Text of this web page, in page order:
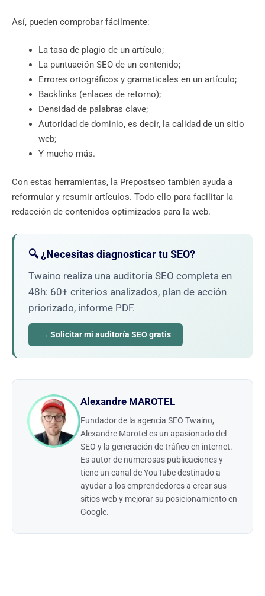
Así, pueden comprobar fácilmente:
La tasa de plagio de un artículo;
La puntuación SEO de un contenido;
Errores ortográficos y gramaticales en un artículo;
Backlinks (enlaces de retorno);
Densidad de palabras clave;
Autoridad de dominio, es decir, la calidad de un sitio
web;
Y mucho más.
Con estas herramientas, la Prepostseo también ayuda a
reformular y resumir artículos. Todo ello para facilitar la
redacción de contenidos optimizados para la web.
🔍 ¿Necesitas diagnosticar tu SEO?
Twaino realiza una auditoría SEO completa en
48h: 60+ criterios analizados, plan de acción
priorizado, informe PDF.
→ Solicitar mi auditoría SEO gratis
Alexandre MAROTEL
Fundador de la agencia SEO Twaino,
Alexandre Marotel es un apasionado del
SEO y la generación de tráfico en internet.
Es autor de numerosas publicaciones y
tiene un canal de YouTube destinado a
ayudar a los emprendedores a crear sus
sitios web y mejorar su posicionamiento en
Google.